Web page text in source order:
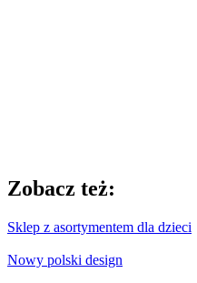
Zobacz też:
Sklep z asortymentem dla dzieci
Nowy polski design